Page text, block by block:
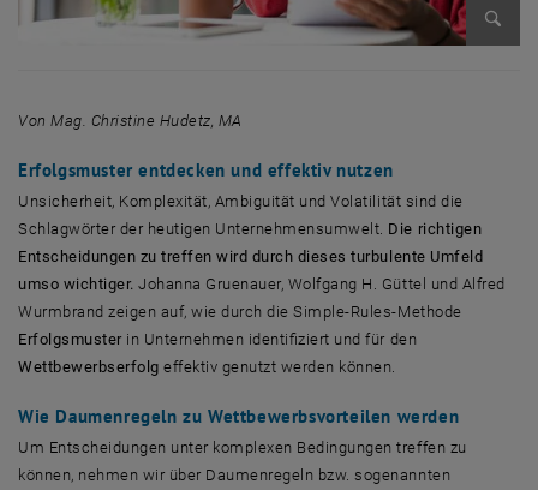
Von Mag. Christine Hudetz, MA
Erfolgsmuster entdecken und effektiv nutzen
Unsicherheit, Komplexität, Ambiguität und Volatilität sind die
Schlagwörter der heutigen Unternehmensumwelt. Die richtigen
Entscheidungen zu treffen wird durch dieses turbulente Umfeld
umso wichtiger. Johanna Gruenauer, Wolfgang H. Güttel und Alfred
Wurmbrand zeigen auf, wie durch die Simple-Rules-Methode
Erfolgsmuster in Unternehmen identifiziert und für den
Wettbewerbserfolgeffektiv genutzt werden können.
Wie Daumenregeln zu Wettbewerbsvorteilen werden
Um Entscheidungen unter komplexen Bedingungen treffen zu
können, nehmen wir über Daumenregeln bzw. sogenannten